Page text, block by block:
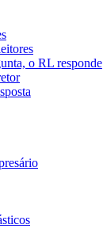
o RL responde